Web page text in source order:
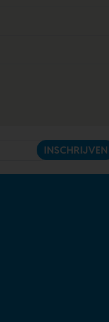
INSCHRIJVEN